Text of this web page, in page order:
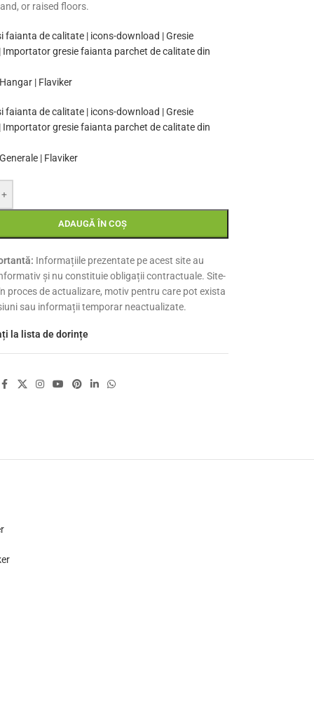
or raised floors.
| Flaviker
| Flaviker
+
ADAUGĂ ÎN COȘ
Informațiile prezentate pe acest site au
și nu constituie obligații contractuale. Site-
proces de actualizare, motiv pentru care pot exista
sau informații temporar neactualizate.
la lista de dorințe